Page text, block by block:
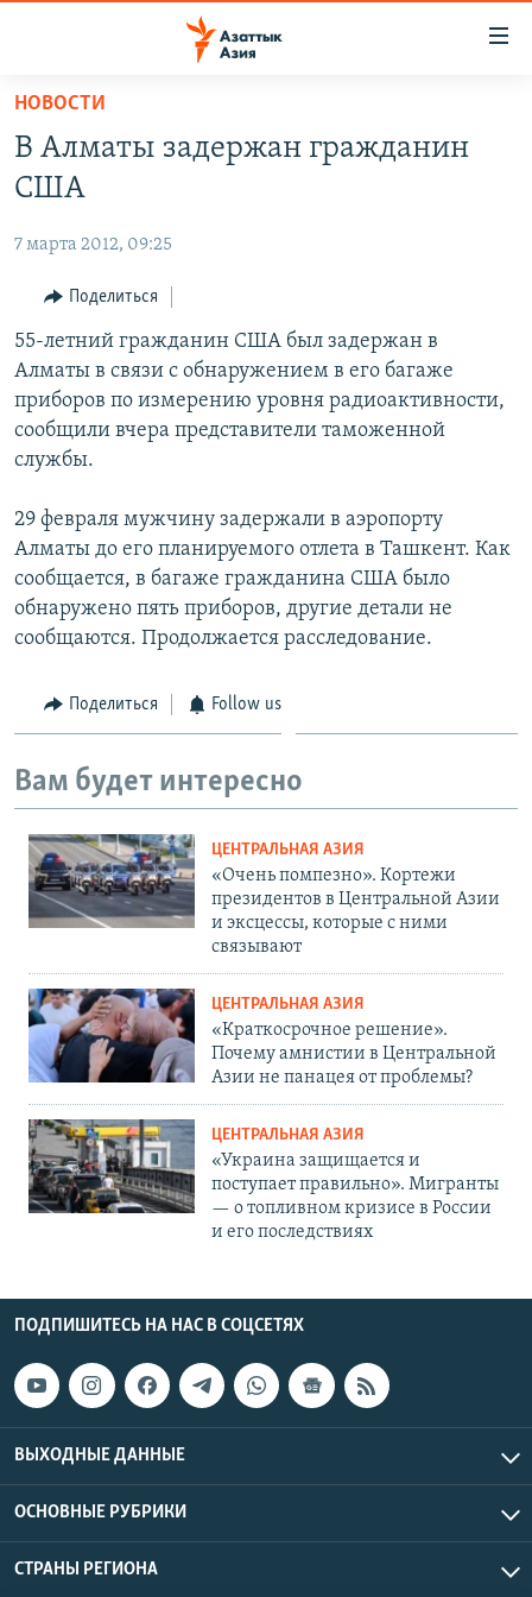
Вернуться
основному
содержанию
навигации
Вернутся
поиску
УЗБЕКИСТАН
ТАДЖИКИСТАН
НА ДРУГИХ ЯЗЫКАХ
ҚАЗАҚША
КЫРГЫЗЧА
ТОҶИКӢ
TÜRKMENÇE
Все сайты РСЕ/РС
НОВОСТИ
В Алматы задержан гражданин
США
7 марта 2012, 09:25
Поделиться
55-летний гражданин США был задержан в
Алматы в связи с обнаружением в его багаже
приборов по измерению уровня радиоактивности,
сообщили вчера представители таможенной
службы.
29 февраля мужчину задержали в аэропорту
Алматы до его планируемого отлета в Ташкент. Как
сообщается, в багаже гражданина США было
обнаружено пять приборов, другие детали не
сообщаются. Продолжается расследование.
Поделиться Follow us
Вам будет интересно
ЦЕНТРАЛЬНАЯ АЗИЯ
«Очень помпезно». Кортежи
президентов в Центральной Азии
и эксцессы, которые с ними
связывают
ЦЕНТРАЛЬНАЯ АЗИЯ
«Краткосрочное решение».
Почему амнистии в Центральной
Азии не панацея от проблемы?
ЦЕНТРАЛЬНАЯ АЗИЯ
«Украина защищается и
поступает правильно». Мигранты
— о топливном кризисе в России
и его последствиях
ПОДПИШИТЕСЬ НА НАС В СОЦСЕТЯХ
ВЫХОДНЫЕ ДАННЫЕ
ОСНОВНЫЕ РУБРИКИ
СТРАНЫ РЕГИОНА